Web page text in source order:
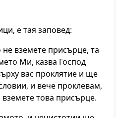
е тая заповед:
вземете присърце, та
Ми, казва Господ
вас проклятие и ще
и вече проклевам,
това присърце.